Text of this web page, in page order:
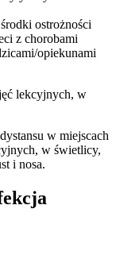
ostrożności
z chorobami
opiekunami
lekcyjnych, w
w miejscach
w świetlicy,
i nosa.